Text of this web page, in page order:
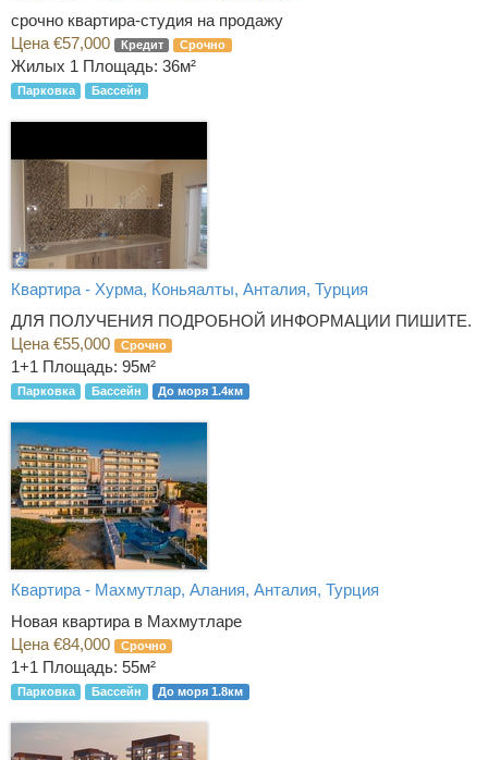
срочно квартира-студия на продажу
Цена €57,000
Кредит Срочно
Жилых 1 Площадь: 36м²
Парковка Бассейн
Квартира - Хурма, Коньяалты, Анталия, Турция
ДЛЯ ПОЛУЧЕНИЯ ПОДРОБНОЙ ИНФОРМАЦИИ ПИШИТЕ.
Цена €55,000
Срочно
1+1 Площадь: 95м²
Парковка Бассейн До моря 1.4км
Квартира - Махмутлар, Алания, Анталия, Турция
Новая квартира в Махмутларе
Цена €84,000
Срочно
1+1 Площадь: 55м²
Парковка Бассейн До моря 1.8км